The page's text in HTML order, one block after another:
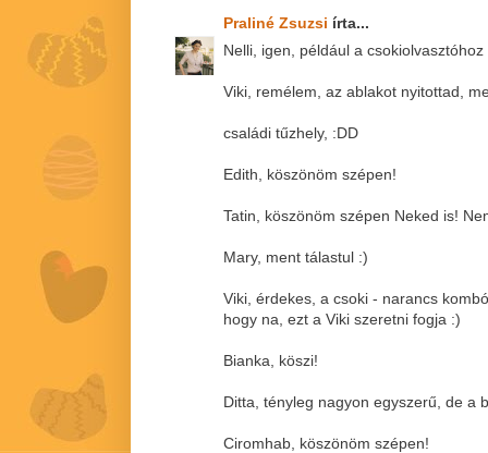
Praliné Zsuzsi írta...
Nelli, igen, például a
Viki, remélem, az ablakot nyitottad,
családi tűzhely, :DD
Edith, köszönöm szépen!
Tatin, köszönöm szépen Neked is!
Mary, ment tálastul :)
Viki, érdekes, a csoki - narancs
hogy na, ezt a Viki szeretni fogja :)
Bianka, köszi!
Ditta, tényleg nagyon egyszerű, de a
Ciromhab, köszönöm szépen!